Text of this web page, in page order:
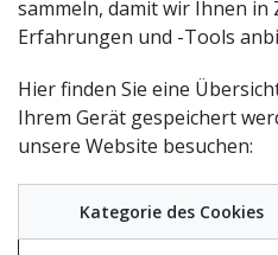
sammeln, damit wir Ihnen
Erfahrungen und -Tools
Hier finden Sie eine
Ihrem Gerät gespeichert
unsere Website besuchen:
Kategorie des Cookies